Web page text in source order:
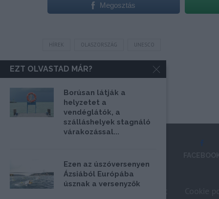
Megosztás
HÍREK OLASZORSZÁG UNESCO
Médiaajánlat
EZT OLVASTAD MÁR?
Borúsan látják a
helyzetet a
vendéglátók, a
szálláshelyek stagnáló
várakozással...
Ezen az úszóversenyen
Ázsiából Európába
úsznak a versenyzők